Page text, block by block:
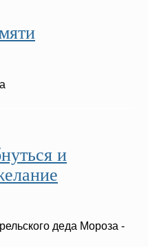
и
деда Мороза -